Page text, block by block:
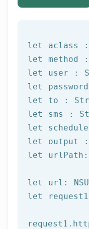
let aclass
let
method
let
user :
let
let
to :
let
sms :
let
let
output
let
let
let